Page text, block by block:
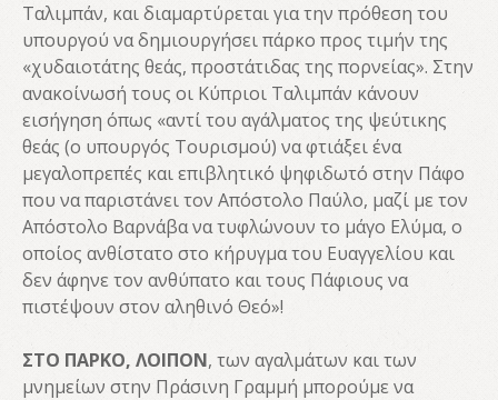
Ταλιμπάν, και διαμαρτύρεται για την πρόθεση του
υπουργού να δημιουργήσει πάρκο προς τιμήν της
«χυδαιοτάτης θεάς, προστάτιδας της πορνείας». Στην
ανακοίνωσή τους οι Κύπριοι Ταλιμπάν κάνουν
εισήγηση όπως «αντί του αγάλματος της ψεύτικης
θεάς (ο υπουργός Τουρισμού) να φτιάξει ένα
μεγαλοπρεπές και επιβλητικό ψηφιδωτό στην Πάφο
που να παριστάνει τον Απόστολο Παύλο, μαζί με τον
Απόστολο Βαρνάβα να τυφλώνουν το μάγο Ελύμα, ο
οποίος ανθίστατο στο κήρυγμα του Ευαγγελίου και
δεν άφηνε τον ανθύπατο και τους Πάφιους να
πιστέψουν στον αληθινό Θεό»!
ΣΤΟ ΠΑΡΚΟ, ΛΟΙΠΟΝ, των αγαλμάτων και των
μνημείων στην Πράσινη Γραμμή μπορούμε να